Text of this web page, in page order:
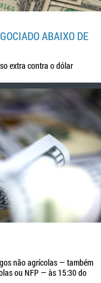
ABAIXO DE
extra contra o dólar
não agrícolas — também
ou NFP — às 15:30 do